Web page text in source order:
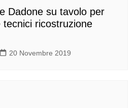
Dadone su tavolo per
tecnici ricostruzione
20 Novembre 2019